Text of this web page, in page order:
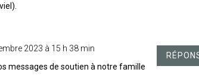
2023 à 15 h 38 min
messages de soutien à notre famille